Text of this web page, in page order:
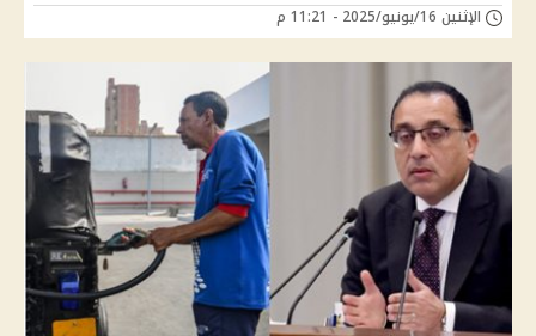
الإثنين 16/يونيو/2025 - 11:21 م